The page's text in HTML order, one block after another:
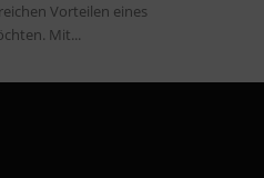
Vorteilen eines
Mit...